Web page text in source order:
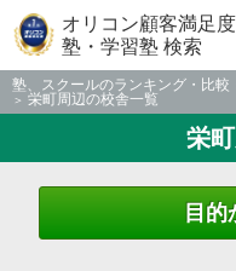
オリコン顧客満足
塾・学習塾 検索
塾、スクールのランキング・比較
栄町周辺の校舎一覧
栄
目的